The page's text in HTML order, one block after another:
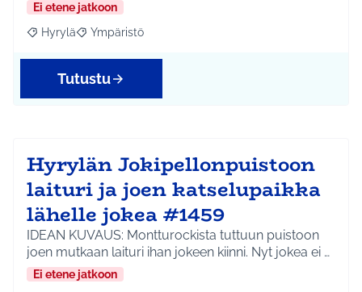
Ei etene jatkoon
Rajaa tulokset aihepiirin mukaan: Hyrylä
Hyrylä Rajaa tulokset teeman mukaan: Ympäristö
Ympäristö
Tutustu
Hyrylän Jokipellonpuistoon
laituri ja joen katselupaikka
lähelle jokea #1459
IDEAN KUVAUS: Montturockista tuttuun puistoon
joen mutkaan laituri ihan jokeen kiinni. Nyt jokea ei …
Ei etene jatkoon